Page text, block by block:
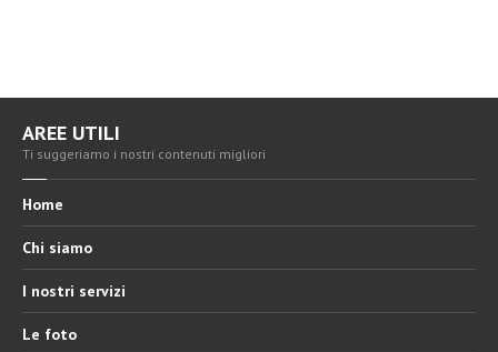
AREE UTILI
Ti suggeriamo i nostri contenuti migliori
Home
Chi siamo
I nostri servizi
Le foto